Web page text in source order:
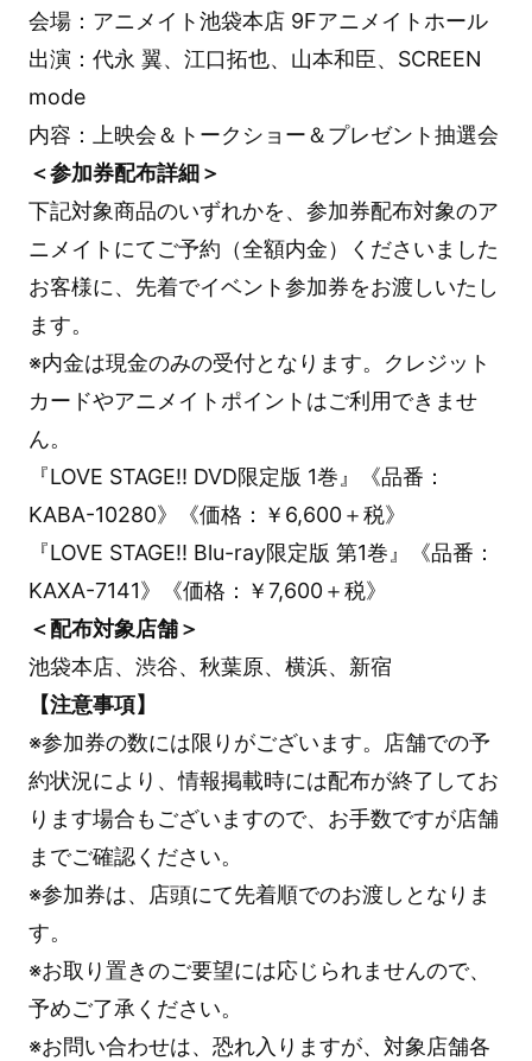
会場：アニメイト池袋本店 9Fアニメイトホール
出演：代永 翼、江口拓也、山本和臣、SCREEN
mode
内容：上映会＆トークショー＆プレゼント抽選会
＜参加券配布詳細＞
下記対象商品のいずれかを、参加券配布対象のア
ニメイトにてご予約（全額内金）くださいました
お客様に、先着でイベント参加券をお渡しいたし
ます。
※内金は現金のみの受付となります。クレジット
カードやアニメイトポイントはご利用できませ
ん。
『LOVE STAGE!! DVD限定版 1巻』《品番：
KABA-10280》《価格：￥6,600＋税》
『LOVE STAGE!! Blu-ray限定版 第1巻』《品番：
KAXA-7141》《価格：￥7,600＋税》
＜配布対象店舗＞
池袋本店、渋谷、秋葉原、横浜、新宿
【注意事項】
※参加券の数には限りがございます。店舗での予
約状況により、情報掲載時には配布が終了してお
ります場合もございますので、お手数ですが店舗
までご確認ください。
※参加券は、店頭にて先着順でのお渡しとなりま
す。
※お取り置きのご要望には応じられませんので、
予めご了承ください。
※お問い合わせは、恐れ入りますが、対象店舗各